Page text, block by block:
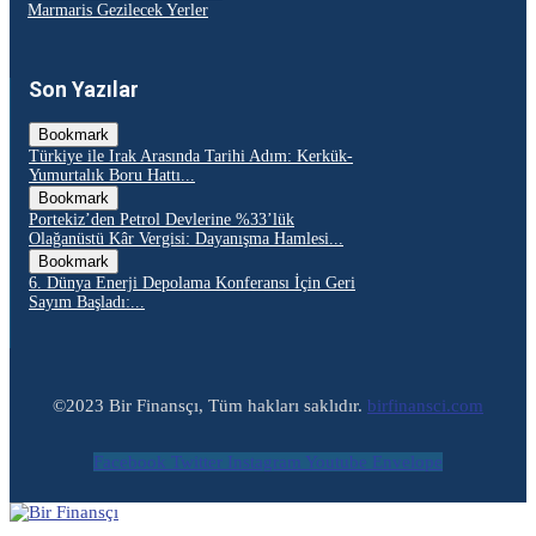
Marmaris Gezilecek Yerler
Son Yazılar
Bookmark
Türkiye ile Irak Arasında Tarihi Adım: Kerkük-
Yumurtalık Boru Hattı...
Bookmark
Portekiz’den Petrol Devlerine %33’lük
Olağanüstü Kâr Vergisi: Dayanışma Hamlesi...
Bookmark
6. Dünya Enerji Depolama Konferansı İçin Geri
Sayım Başladı:...
©2023 Bir Finansçı, Tüm hakları saklıdır. birfinansci.com
Facebook Twitter Instagram Youtube Envelope